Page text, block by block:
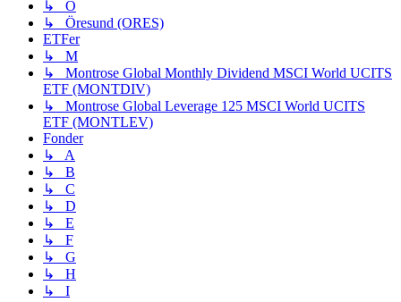
↳ Ö
↳ Öresund (ORES)
ETFer
↳ M
↳ Montrose Global Monthly Dividend MSCI World UCITS
ETF (MONTDIV)
↳ Montrose Global Leverage 125 MSCI World UCITS
ETF (MONTLEV)
Fonder
↳ A
↳ B
↳ C
↳ D
↳ E
↳ F
↳ G
↳ H
↳ I